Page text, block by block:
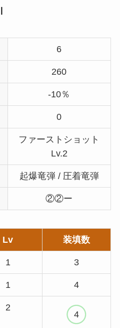
6
260
-10％
0
ファーストショット
Lv.2
起爆竜弾 / 圧着竜弾
②②ー
Lv 装填数
1 3
1 4
2
4